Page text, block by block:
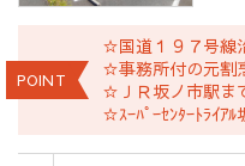
POINT
☆国道１９７号線
☆事務所付の元割
☆ＪＲ坂ノ市駅ま
☆ｽｰﾊﾟｰｾﾝﾀｰﾄﾗｲｱ